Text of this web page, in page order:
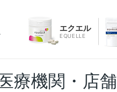
エクエル
EQUELLE
療機関・店舗